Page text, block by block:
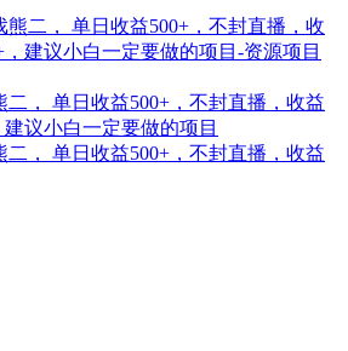
， 单日收益500+，不封直播，收益
议小白一定要做的项目
， 单日收益500+，不封直播，收益